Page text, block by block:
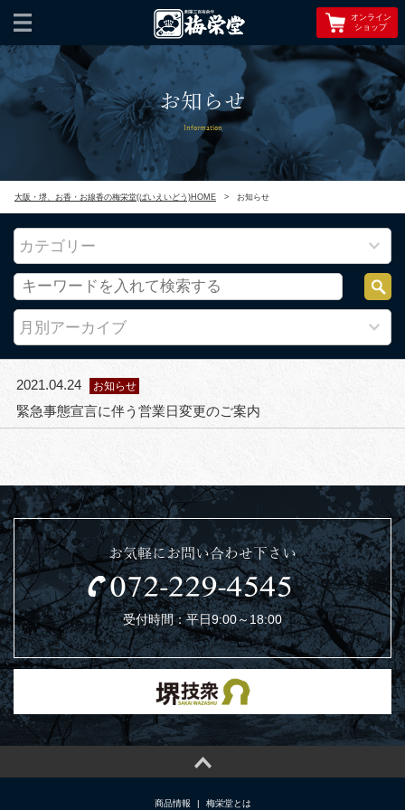
オンライン
ショップ
お知らせ
Information
大阪・堺、お香・お線香の梅栄堂(ばいえいどう)HOME > お知らせ
カテゴリー
月別アーカイブ
2021.04.24 お知らせ
緊急事態宣言に伴う営業日変更のご案内
お気軽にお問い合わせ下さい
受付時間：平日9:00～18:00
商品情報 | 梅栄堂とは